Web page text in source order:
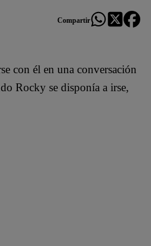
Compartir
con él en una conversación
Rocky se disponía a irse,